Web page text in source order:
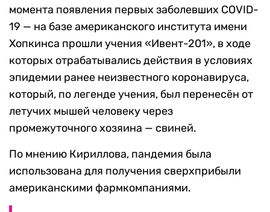
момента появления первых заболевших COVID-
19 — на базе американского института имени
Хопкинса прошли учения «Ивент-201», в ходе
которых отрабатывались действия в условиях
эпидемии ранее неизвестного коронавируса,
который, по легенде учения, был перенесён от
летучих мышей человеку через
промежуточного хозяина — свиней.
По мнению Кириллова, пандемия была
использована для получения сверхприбыли
американскими фармкомпаниями.